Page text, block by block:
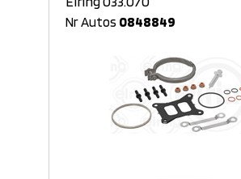
Nr Autos 0848849